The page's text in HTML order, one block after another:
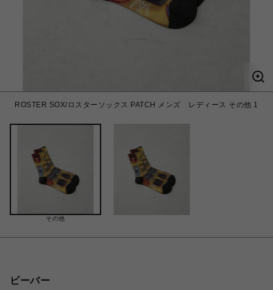
ROSTER SOX/ロスターソックス PATCH メンズ レディース その他 1
その他
ビーバー